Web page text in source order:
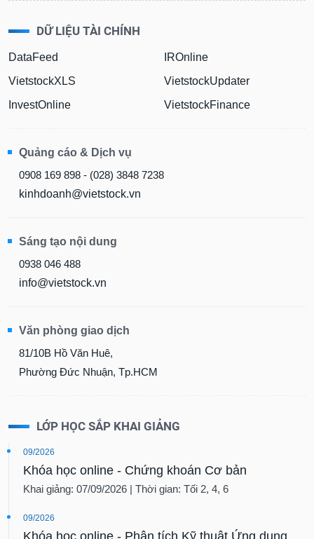
DỮ LIỆU TÀI CHÍNH
DataFeed
VietstockXLS
InvestOnline
IROnline
VietstockUpdater
VietstockFinance
Quảng cáo & Dịch vụ
0908 169 898 - (028) 3848 7238
kinhdoanh@vietstock.vn
Sáng tạo nội dung
0938 046 488
info@vietstock.vn
Văn phòng giao dịch
81/10B Hồ Văn Huê,
Phường Đức Nhuận, Tp.HCM
LỚP HỌC SẮP KHAI GIẢNG
09/2026
Khóa học online - Chứng khoán Cơ bản
Khai giảng: 07/09/2026 | Thời gian: Tối 2, 4, 6
09/2026
Khóa học online - Phân tích Kỹ thuật Ứng dụng